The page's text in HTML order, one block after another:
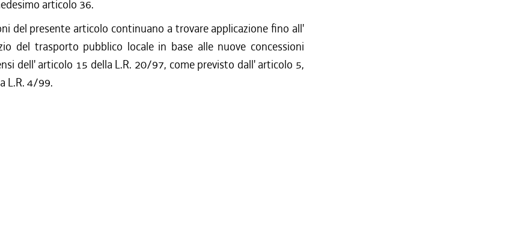
articolo 36.
del presente articolo continuano a trovare applicazione fino all'
del trasporto pubblico locale in base alle nuove concessioni
dell' articolo 15 della L.R. 20/97, come previsto dall' articolo 5,
L.R. 4/99.